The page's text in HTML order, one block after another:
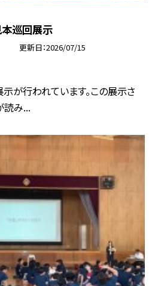
巡回展示
更新日 2026/07/15
が行われています。この展示さ
読み...